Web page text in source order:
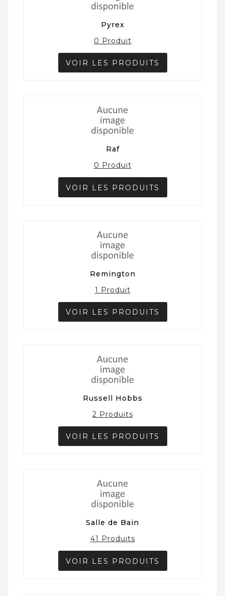
Pyrex
0 Produit
VOIR LES PRODUITS
Raf
0 Produit
VOIR LES PRODUITS
Remington
1 Produit
VOIR LES PRODUITS
Russell Hobbs
2 Produits
VOIR LES PRODUITS
Salle de Bain
41 Produits
VOIR LES PRODUITS